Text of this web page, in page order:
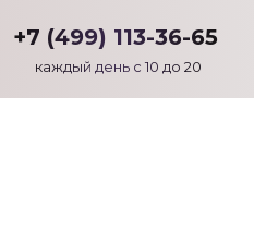
+7 (499) 113-36-65
каждый день с 10 до 20